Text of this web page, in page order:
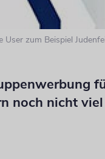
zum Beispiel
noch nicht